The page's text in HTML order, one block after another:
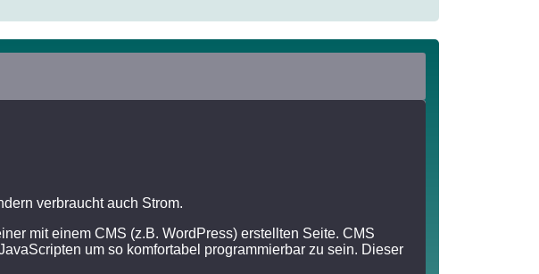
verbraucht auch Strom.
mit einem CMS (z.B. WordPress) erstellten Seite. CMS
um so komfortabel programmierbar zu sein. Dieser